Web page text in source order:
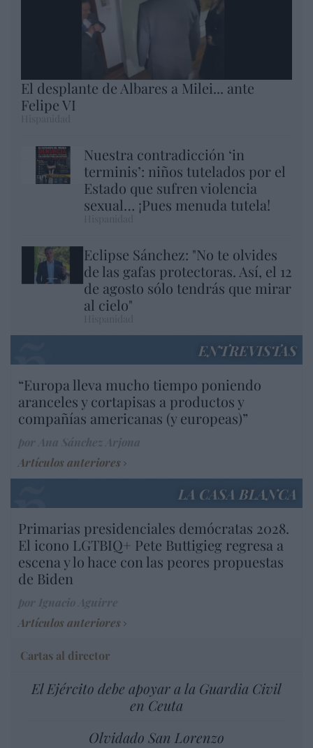
El desplante de Albares a Milei... ante
Felipe VI
Nuestra contradicción ‘in
terminis’: niños tutelados por el
Estado que sufren violencia
sexual… ¡Pues menuda tutela!
Eclipse Sánchez: "No te olvides
de las gafas protectoras. Así, el 12
de agosto sólo tendrás que mirar
al cielo"
ENTREVISTAS
“Europa lleva mucho tiempo poniendo
aranceles y cortapisas a productos y
compañías americanas (y europeas)”
Artículos anteriores
LA CASA BLANCA
Primarias presidenciales demócratas 2028.
El icono LGTBIQ+ Pete Buttigieg regresa a
escena y lo hace con las peores propuestas
de Biden
Artículos anteriores
Cartas al director
El Ejército debe apoyar a la Guardia Civil
en Ceuta
Olvidado San Lorenzo